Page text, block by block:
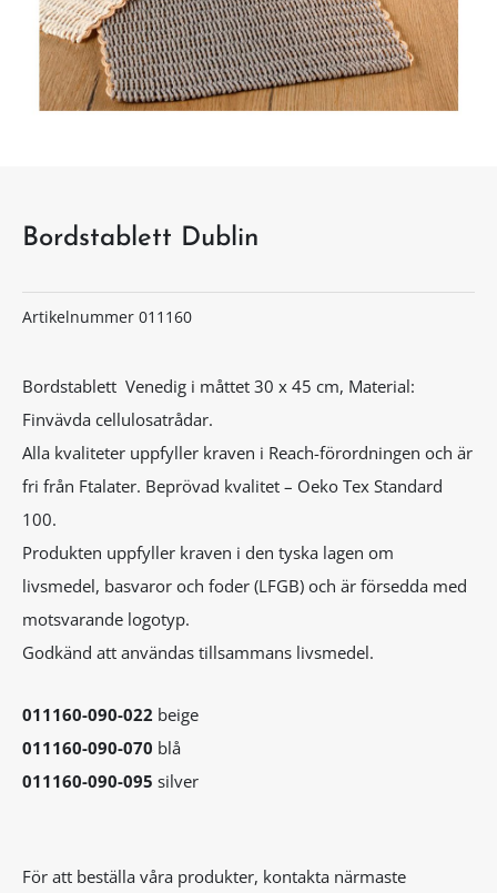
Bordstablett Dublin
Artikelnummer 011160
Bordstablett Venedig i måttet 30 x 45 cm, Material:
Finvävda cellulosatrådar.
Alla kvaliteter uppfyller kraven i Reach-förordningen och är
fri från Ftalater. Beprövad kvalitet – Oeko Tex Standard
100.
Produkten uppfyller kraven i den tyska lagen om
livsmedel, basvaror och foder (LFGB) och är försedda med
motsvarande logotyp.
Godkänd att användas tillsammans livsmedel.
011160-090-022 beige
011160-090-070 blå
011160-090-095 silver
För att beställa våra produkter, kontakta närmaste